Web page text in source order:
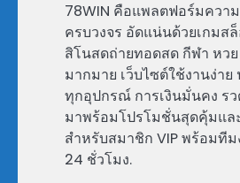
78WIN คือแพลตฟอร์มควา
ครบวงจร อัดแน่นด้วยเกมส
สิโนสดถ่ายทอดสด กีฬา หว
มากมาย เว็บไซต์ใช้งานง่าย
ทุกอุปกรณ์ การเงินมั่นคง รว
มาพร้อมโปรโมชั่นสุดคุ้มแล
สำหรับสมาชิก VIP พร้อมที
24 ชั่วโมง.